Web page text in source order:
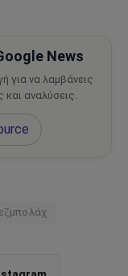
News
για να λαμβάνεις
και αναλύσεις.